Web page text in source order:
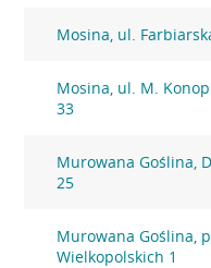
Mosina, ul.
Mosina, ul. M.
33
Murowana Goślina,
25
Murowana Goślina,
Wielkopolskich 1